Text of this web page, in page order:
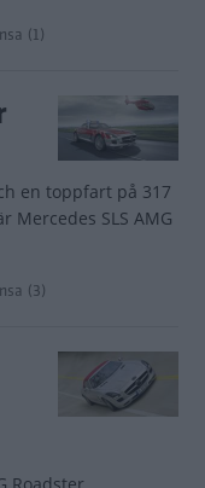
(1)
en toppfart på 317
Mercedes SLS AMG
(3)